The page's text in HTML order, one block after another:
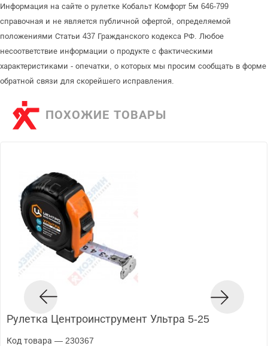
Информация на сайте о рулетке Кобальт Комфорт 5м 646-799
справочная и не является публичной офертой, определяемой
положениями Статьи 437 Гражданского кодекса РФ. Любое
несоответствие информации о продукте с фактическими
характеристиками - опечатки, о которых мы просим сообщать в форме
обратной связи для скорейшего исправления.
ПОХОЖИЕ ТОВАРЫ
Рулетка Центроинструмент Ультра 5-25
Код товара — 230367